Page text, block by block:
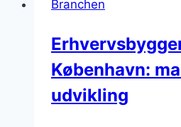
Branchen
København:
udvikling